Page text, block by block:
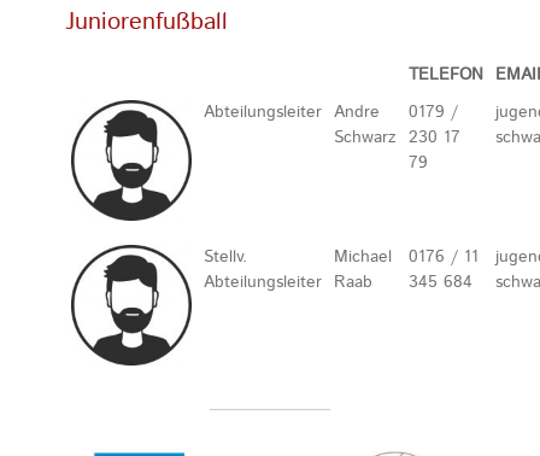
Juniorenfußball
TELEFON
Abteilungsleiter Andre
Schwarz
0179 /
230 17
79
Stellv.
Abteilungsleiter
Michael
Raab
0176 / 11
345 684